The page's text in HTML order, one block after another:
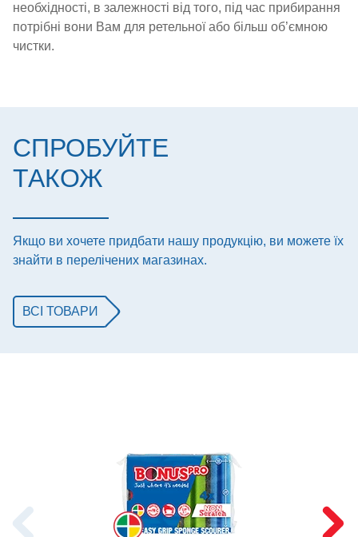
необхідності, в залежності від того, під час прибирання
потрібні вони Вам для ретельної або більш об’ємною
чистки.
СПРОБУЙТЕ
ТАКОЖ
Якщо ви хочете придбати нашу продукцію, ви можете їх
знайти в перелічених магазинах.
ВСІ ТОВАРИ